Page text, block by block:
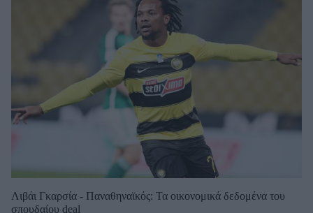
Λιβάι Γκαρσία - Παναθηναϊκός: Τα οικονομικά δεδομένα του
σπουδαίου deal